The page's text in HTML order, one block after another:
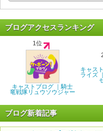
ブログアクセスランキング
1位
キャストブログ ｜騎士
竜戦隊リュウソウジャー
キャス
ライズ
ブログ新着記事